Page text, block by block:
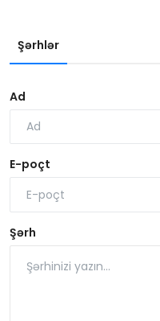
Şərhlər
Ad
E-poçt
Şərh